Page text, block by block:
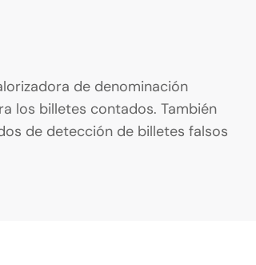
de denominación
los billetes contados. También
de detección de billetes falsos